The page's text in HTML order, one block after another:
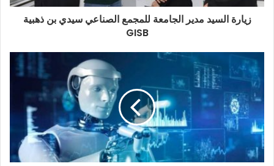
زيارة السيد مدير الجامعة للمجمع الصناعي سيدي بن ذهبية
GISB